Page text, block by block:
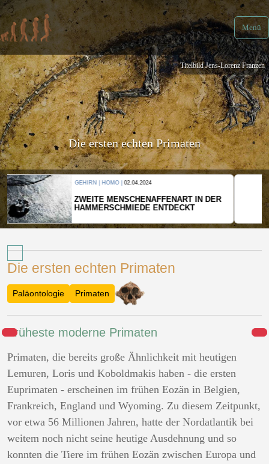
Menü
Titelbild Jens-Lorenz Franzen
Die ersten echten Primaten
KULTUR |08.06.2024
WER HAT DEN GRÖSSTEN GRABHÜGEL?
Die ersten echten Primaten
Paläontologie Primaten
Früheste moderne Primaten
Primaten, die bereits große Ähnlichkeit mit heutigen
Lemuren, Loris und Koboldmakis haben - die ersten
Euprimaten - erscheinen im frühen Eozän in Belgien,
Frankreich, England und Wyoming. Zu diesem Zeitpunkt,
vor etwa 56 Millionen Jahren, hatte der Nordatlantik bei
weitem noch nicht seine heutige Ausdehnung und so
konnten die Tiere im frühen Eozän zwischen Europa und